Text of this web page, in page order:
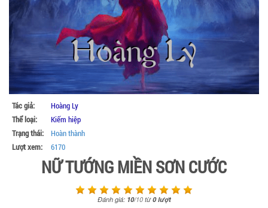
Tác giả:
Hoàng Ly
Thể loại:
Kiếm hiệp
Trạng thái:
Hoàn thành
Lượt xem:
6170
NỮ TƯỚNG MIỀN SƠN CƯỚC
Đánh giá: 10/10từ0lượt